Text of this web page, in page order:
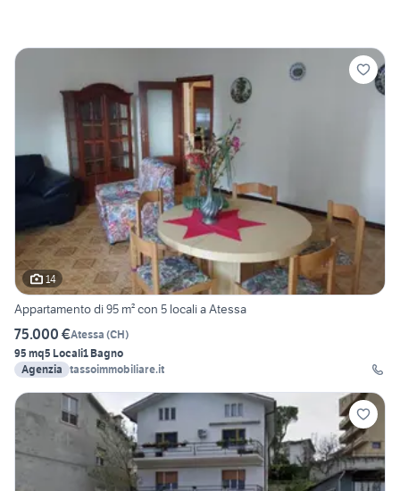
14
Appartamento di 95 m² con 5 locali a Atessa
75.000 €Atessa (CH)
95 mq5 Locali1 Bagno
Agenzia tassoimmobiliare.it